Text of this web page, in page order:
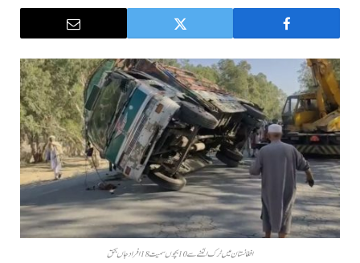
افغانستان میں ٹرک الٹنے سے 10 بچوں سمیت 18 افراد جاں بحق